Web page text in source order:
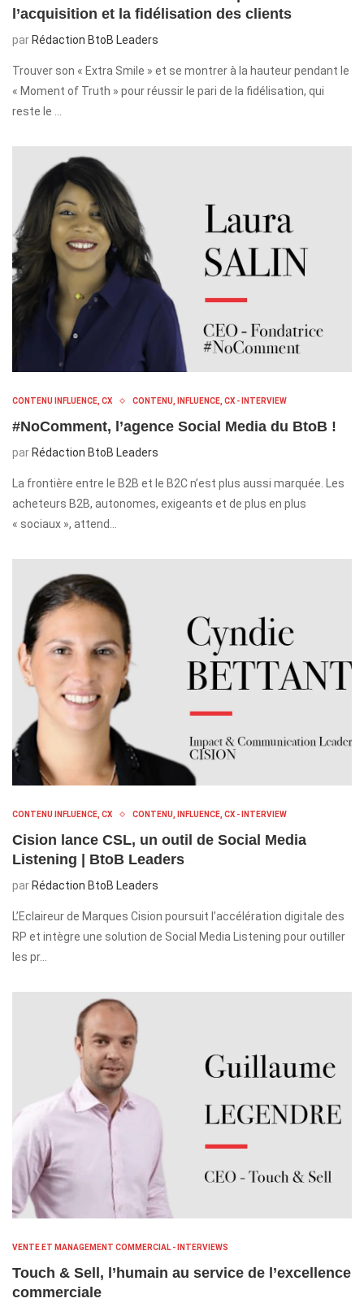
l’acquisition et la fidélisation des clients
par Rédaction BtoB Leaders
Trouver son « Extra Smile » et se montrer à la hauteur pendant le
« Moment of Truth » pour réussir le pari de la fidélisation, qui
reste le …
CONTENU INFLUENCE, CX CONTENU, INFLUENCE, CX - INTERVIEW
#NoComment, l’agence Social Media du BtoB !
par Rédaction BtoB Leaders
La frontière entre le B2B et le B2C n’est plus aussi marquée. Les
acheteurs B2B, autonomes, exigeants et de plus en plus
« sociaux », attend…
CONTENU INFLUENCE, CX CONTENU, INFLUENCE, CX - INTERVIEW
Cision lance CSL, un outil de Social Media
Listening | BtoB Leaders
par Rédaction BtoB Leaders
L’Eclaireur de Marques Cision poursuit l’accélération digitale des
RP et intègre une solution de Social Media Listening pour outiller
les pr…
VENTE ET MANAGEMENT COMMERCIAL - INTERVIEWS
Touch & Sell, l’humain au service de l’excellence
commerciale